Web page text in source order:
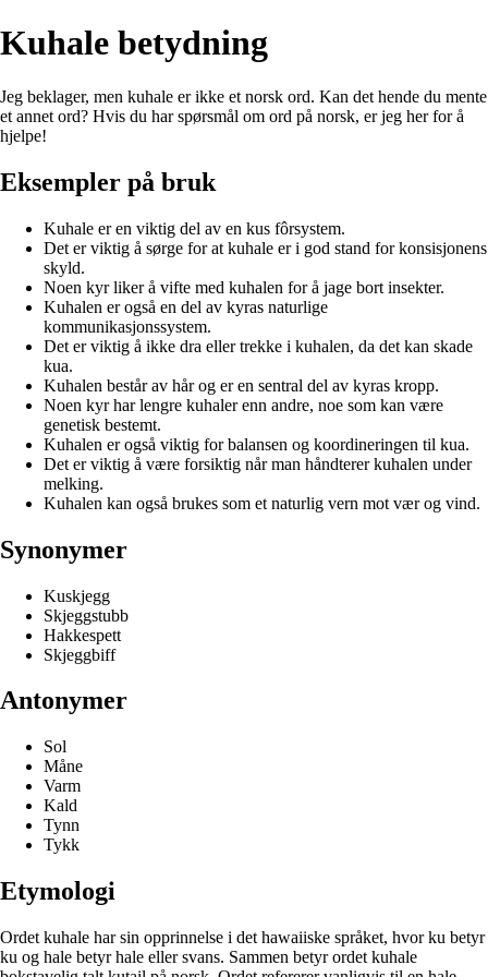
Kuhale betydning
Jeg beklager, men kuhale er ikke et norsk ord. Kan det hende du mente
et annet ord? Hvis du har spørsmål om ord på norsk, er jeg her for å
hjelpe!
Eksempler på bruk
Kuhale er en viktig del av en kus fôrsystem.
Det er viktig å sørge for at kuhale er i god stand for konsisjonens
skyld.
Noen kyr liker å vifte med kuhalen for å jage bort insekter.
Kuhalen er også en del av kyras naturlige
kommunikasjonssystem.
Det er viktig å ikke dra eller trekke i kuhalen, da det kan skade
kua.
Kuhalen består av hår og er en sentral del av kyras kropp.
Noen kyr har lengre kuhaler enn andre, noe som kan være
genetisk bestemt.
Kuhalen er også viktig for balansen og koordineringen til kua.
Det er viktig å være forsiktig når man håndterer kuhalen under
melking.
Kuhalen kan også brukes som et naturlig vern mot vær og vind.
Synonymer
Kuskjegg
Skjeggstubb
Hakkespett
Skjeggbiff
Antonymer
Sol
Måne
Varm
Kald
Tynn
Tykk
Etymologi
Ordet kuhale har sin opprinnelse i det hawaiiske språket, hvor ku betyr
ku og hale betyr hale eller svans. Sammen betyr ordet kuhale